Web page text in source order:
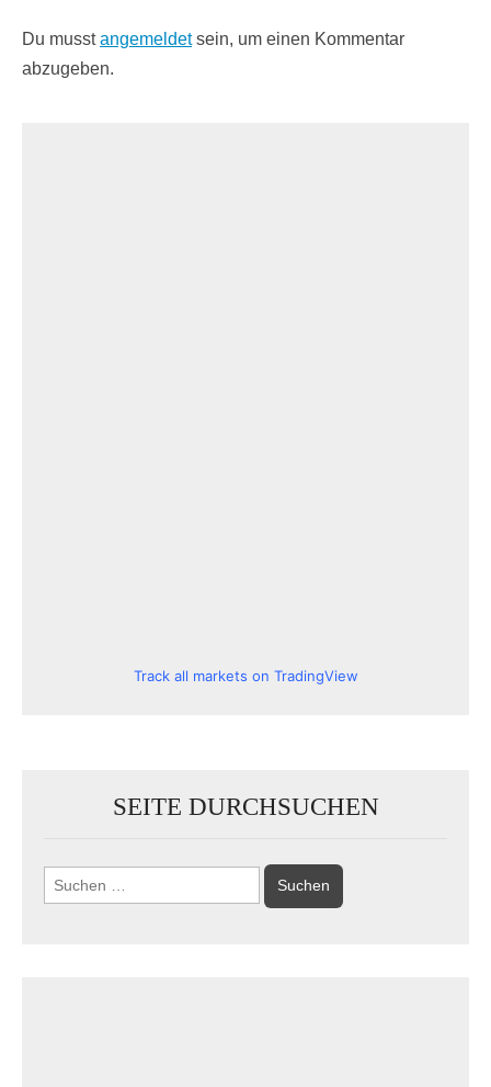
Du musstangemeldetsein, um einen Kommentar
abzugeben.
Track all markets on TradingView
SEITE DURCHSUCHEN
Suchen
nach: